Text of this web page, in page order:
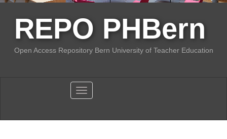
REPO PHBern
Open Access Repository Bern University of Teacher Education
Toggle navigation